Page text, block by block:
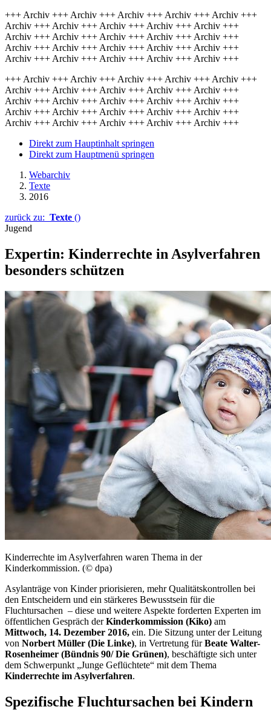
+++ Archiv +++ Archiv +++ Archiv +++ Archiv +++ Archiv +++
Archiv +++ Archiv +++ Archiv +++ Archiv +++ Archiv +++
Archiv +++ Archiv +++ Archiv +++ Archiv +++ Archiv +++
Archiv +++ Archiv +++ Archiv +++ Archiv +++ Archiv +++
Archiv +++ Archiv +++ Archiv +++ Archiv +++ Archiv +++
+++ Archiv +++ Archiv +++ Archiv +++ Archiv +++ Archiv +++
Archiv +++ Archiv +++ Archiv +++ Archiv +++ Archiv +++
Archiv +++ Archiv +++ Archiv +++ Archiv +++ Archiv +++
Archiv +++ Archiv +++ Archiv +++ Archiv +++ Archiv +++
Archiv +++ Archiv +++ Archiv +++ Archiv +++ Archiv +++
Direkt zum Hauptinhalt springen
Direkt zum Hauptmenü springen
Webarchiv
Texte
2016
zurück zu: Texte ()
Jugend
Expertin: Kinderrechte in Asylverfahren
besonders schützen
Kinderrechte im Asylverfahren waren Thema in der
Kinderkommission. (© dpa)
Asylanträge von Kinder priorisieren, mehr Qualitätskontrollen bei
den Entscheidern und ein stärkeres Bewusstsein für die
Fluchtursachen – diese und weitere Aspekte forderten Experten im
öffentlichen Gespräch derKinderkommission (Kiko) am
Mittwoch, 14. Dezember 2016, ein. Die Sitzung unter der Leitung
von Norbert Müller (Die Linke), in Vertretung fürBeate Walter-
Rosenheimer (Bündnis 90/ Die Grünen), beschäftigte sich unter
dem Schwerpunkt „Junge Geflüchtete“ mit dem Thema
Kinderrechte im Asylverfahren.
Spezifische Fluchtursachen bei Kindern